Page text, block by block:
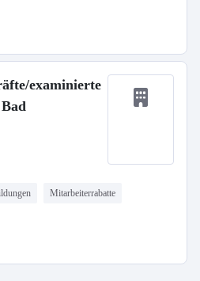
examinierte
Mitarbeiterrabatte